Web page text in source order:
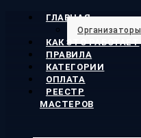
ГЛАВНАЯ
Организаторы
КАК ЭТО РАБОТАЕТ
ПРАВИЛА
КАТЕГОРИИ
ОПЛАТА
РЕЕСТР
МАСТЕРОВ